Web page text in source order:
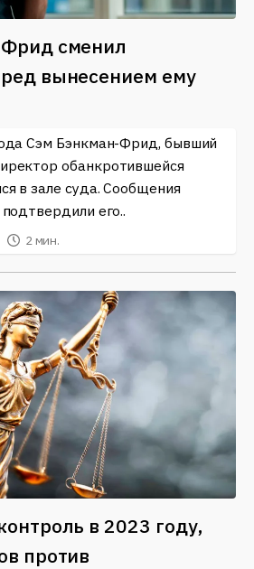
сменил
вынесением ему
Сэм Бэнкман-Фрид, бывший
обанкротившейся
в зале суда. Сообщения
его..
2 мин.
в 2023 году,
против